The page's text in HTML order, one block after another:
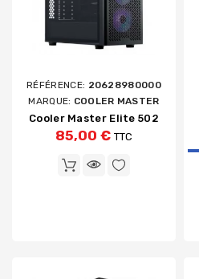
RÉFÉRENCE: 20628980000
MARQUE: COOLER MASTER
Cooler Master Elite 502
85,00 € TTC